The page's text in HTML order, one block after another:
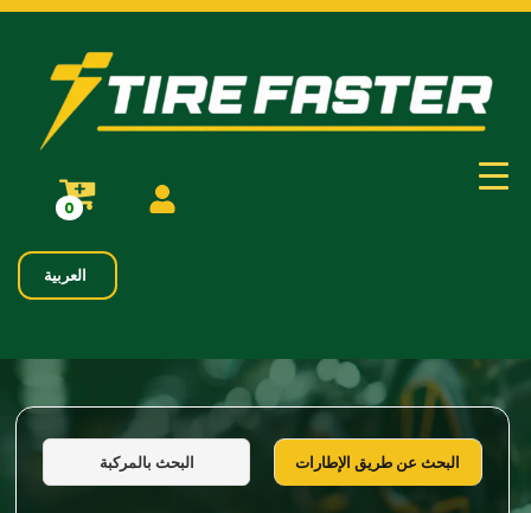
0
العربية
البحث عن طريق الإطارات البحث بالمركبة